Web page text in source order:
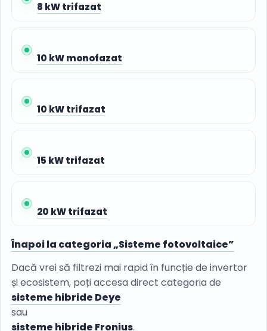
8 kW trifazat
10 kW monofazat
10 kW trifazat
15 kW trifazat
20 kW trifazat
Înapoi la categoria „Sisteme fotovoltaice”
Dacă vrei să filtrezi mai rapid în funcție de invertor
și ecosistem, poți accesa direct categoria de
sisteme hibride Deye
sau
sisteme hibride Fronius.